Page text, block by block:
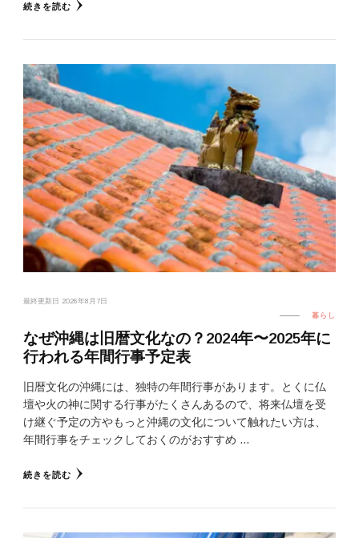
続きを読む
最終更新日 2026年8月7日
暮らし
なぜ沖縄は旧暦文化なの？2024年〜2025年に
行われる年間行事予定表
旧暦文化の沖縄には、独特の年間行事があります。とくに仏
壇や火の神に関する行事がたくさんあるので、将来仏壇を受
け継ぐ予定の方やもっと沖縄の文化について触れたい方は、
年間行事をチェックしておくのがおすすめ …
続きを読む